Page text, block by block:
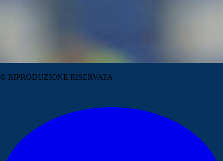
© RIPRODUZIONE RISERVATA